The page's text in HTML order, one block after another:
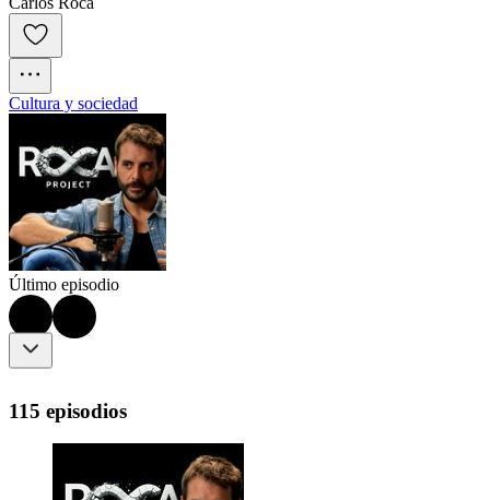
Cultura y sociedad
Último episodio
115 episodios